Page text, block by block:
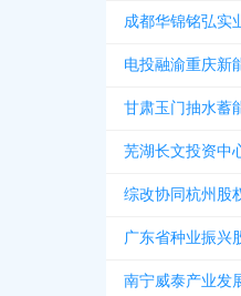
成都华锦铭弘实
电投融渝重庆新
甘肃玉门抽水蓄
芜湖长文投资中
综改协同杭州股
广东省种业振兴
南宁威泰产业发